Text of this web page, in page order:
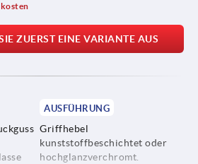
ZUERST EINE VARIANTE AUS
AUSFÜHRUNG
Griffhebel
kunststoffbeschichtet oder
hochglanzverchromt.